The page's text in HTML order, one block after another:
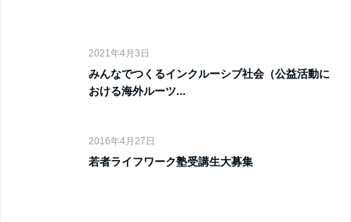
2021年4月3日
みんなでつくるインクルーシブ社会（公益活動に
おける海外ルーツ...
2016年4月27日
若者ライフワーク塾受講生大募集